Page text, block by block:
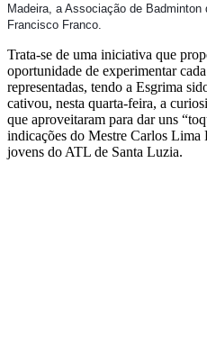
Madeira, a Associação de
Francisco Franco.
Trata-se de uma iniciativa que
oportunidade de experimentar
representadas, tendo a Esgrima
cativou, nesta quarta-feira, a
que aproveitaram para dar uns
indicações do Mestre Carlos
jovens do ATL de Santa Luzia.